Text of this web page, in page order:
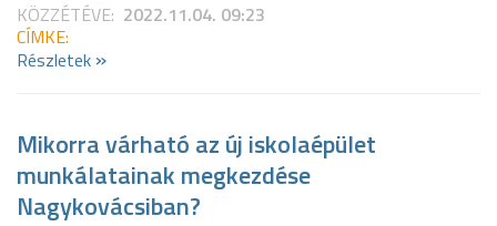
KÖZZÉTÉVE: 2022.11.04. 09:23
CÍMKE:
Részletek »
Mikorra várható az új iskolaépület
munkálatainak megkezdése
Nagykovácsiban?